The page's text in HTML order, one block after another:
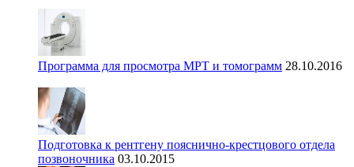
Программа для просмотра МРТ и томограмм 28.10.2016
Подготовка к рентгену пояснично-крестцового отдела
позвоночника 03.10.2015